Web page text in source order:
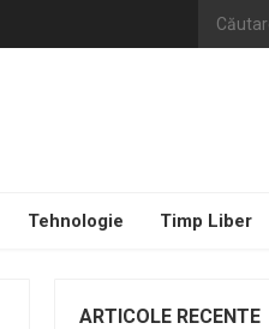
Tehnologie Timp Liber
ARTICOLE RECENTE